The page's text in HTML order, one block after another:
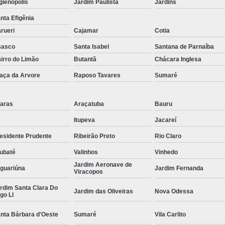
Curvamento de Tubos Industrial
Corte e Dobra Chapa
Corte e
Dobra Chapa de Alumínio
Dobra de Chapa de
Dobra de Chapa de Ferro
Dobradeira de Chapa
Dobra de
Dobra de Tubo Redondo
Dobra Tubo com Maçarico
Dobra Tubo Quadrado
Dobra
Empresa de Corte a Laser
Jardim Paulista Jardins
Efigênia
Cajamar Cotia
Santa Isabel Santana de Parnaíba
do Limão Butantã Chácara Inglesa
da Arvore Raposo Tavares Sumaré
Araçatuba Bauru
Itupeva Jacareí
Prudente Ribeirão Preto Rio Claro
Valinhos Vinhedo
Jardim Aeronave de
Viracopos
Jardim Fernanda
Santa Clara Do
Ll
Jardim das Oliveiras Nova Odessa
Bárbara d'Oeste Sumaré Vila Carlito